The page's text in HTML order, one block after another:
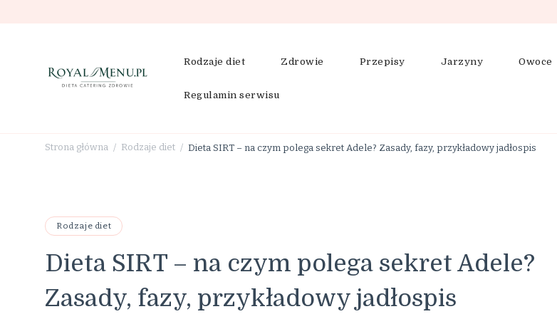
RoyalMenu.pl – dieta, catering, zdrowe odżywianie
Rodzaje diet Zdrowie Przepisy Jarzyny Owoce
Regulamin serwisu
Strona główna / Rodzaje diet / Dieta SIRT – na czym polega sekret Adele? Zasady, fazy, przykładowy jadłospis
Rodzaje diet
Dieta SIRT – na czym polega sekret Adele?
Zasady, fazy, przykładowy jadłospis